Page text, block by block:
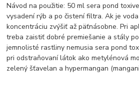
Návod na použitie: 50 ml sera pond
vysadení rýb a po čistení filtra. Ak je
koncentráciu zvýšiť až päťnásobne. Pri
treba zaistiť dobré premiešanie a stály
jemnolisté rastliny nemusia sera pond
pri odstraňovaní látok ako metylénová
zelený šťavelan a hypermangan